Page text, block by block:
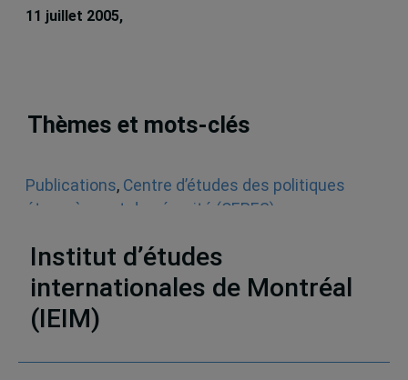
11 juillet 2005,
Thèmes et mots-clés
Publications, Centre d’études des politiques
étrangères et de sécurité (CEPES)
Institut d’études
internationales de Montréal
(IEIM)